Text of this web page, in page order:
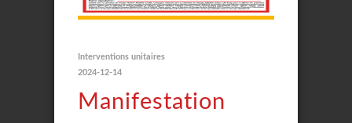
Interventions unitaires
2024-12-14
Manifestation